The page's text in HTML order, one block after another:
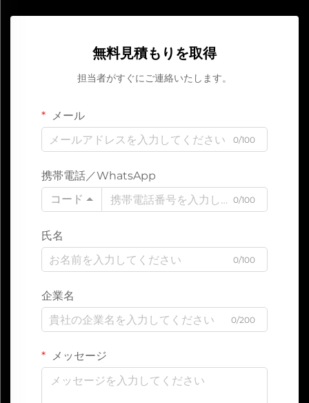
無料見積もりを取得
担当者がすぐにご連絡いたします。
メール
0/100
携帯電話／WhatsApp
コード
0/100
氏名
0/100
企業名
0/200
メッセージ